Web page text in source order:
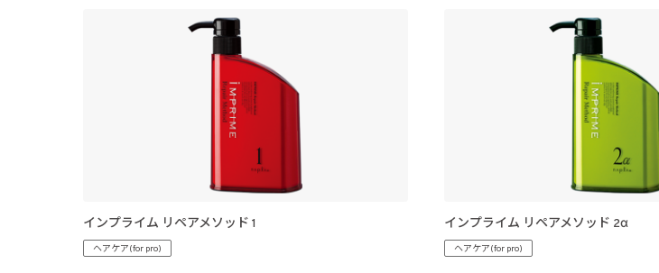
インプライム リペアメソッド 1
ヘアケア(for pro)
インプライム リペアメソッド 2α
ヘアケア(for pro)